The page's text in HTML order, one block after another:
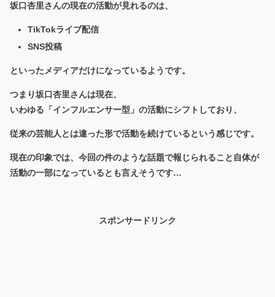
坂口杏里さんの現在の活動が見れるのは、
TikTokライブ配信
SNS投稿
といったメディアだけになっているようです。
つまり坂口杏里さんは現在、
いわゆる「インフルエンサー型」の活動にシフトしており、
従来の芸能人とは違った形で活動を続けているという感じです。
現在の印象では、今回の件のような話題で報じられること自体が
活動の一部になっているとも言えそうです…
スポンサードリンク